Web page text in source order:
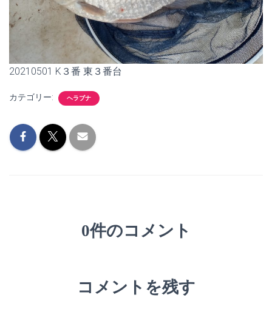
20210501 K３番 東３番台
カテゴリー: ヘラブナ
0件のコメント
コメントを残す